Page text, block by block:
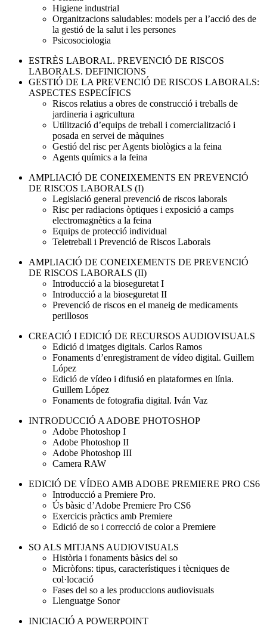
Higiene industrial
Organitzacions saludables: models per a l’acció des de
la gestió de la salut i les persones
Psicosociologia
ESTRÈS LABORAL. PREVENCIÓ DE RISCOS
LABORALS. DEFINICIONS
GESTIÓ DE LA PREVENCIÓ DE RISCOS LABORALS:
ASPECTES ESPECÍFICS
Riscos relatius a obres de construcció i treballs de
jardineria i agricultura
Utilització d’equips de treball i comercialització i
posada en servei de màquines
Gestió del risc per Agents biològics a la feina
Agents químics a la feina
AMPLIACIÓ DE CONEIXEMENTS EN PREVENCIÓ
DE RISCOS LABORALS (I)
Legislació general prevenció de riscos laborals
Risc per radiacions òptiques i exposició a camps
electromagnètics a la feina
Equips de protecció individual
Teletreball i Prevenció de Riscos Laborals
AMPLIACIÓ DE CONEIXEMENTS DE PREVENCIÓ
DE RISCOS LABORALS (II)
Introducció a la bioseguretat I
Introducció a la bioseguretat II
Prevenció de riscos en el maneig de medicaments
perillosos
CREACIÓ I EDICIÓ DE RECURSOS AUDIOVISUALS
Edició d imatges digitals. Carlos Ramos
Fonaments d’enregistrament de vídeo digital. Guillem
López
Edició de vídeo i difusió en plataformes en línia.
Guillem López
Fonaments de fotografia digital. Iván Vaz
INTRODUCCIÓ A ADOBE PHOTOSHOP
Adobe Photoshop I
Adobe Photoshop II
Adobe Photoshop III
Camera RAW
EDICIÓ DE VÍDEO AMB ADOBE PREMIERE PRO CS6
Introducció a Premiere Pro.
Ús bàsic d’Adobe Premiere Pro CS6
Exercicis pràctics amb Premiere
Edició de so i correcció de color a Premiere
SO ALS MITJANS AUDIOVISUALS
Història i fonaments bàsics del so
Micròfons: tipus, característiques i tècniques de
col·locació
Fases del so a les produccions audiovisuals
Llenguatge Sonor
INICIACIÓ A POWERPOINT